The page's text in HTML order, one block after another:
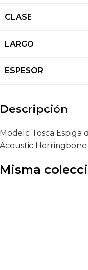
CLASE
LARGO
ESPESOR
Descripción
Modelo Tosca Espiga
Acoustic Herringbone
Misma